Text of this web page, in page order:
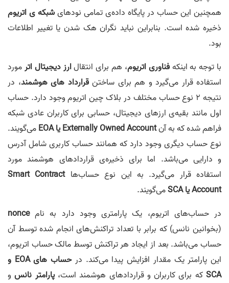
همچنین این حساب در پایگاه داده‌ی تمامی نودهایشبکه ی اتریوم
ذخیره شده است. بنابراین نباید نگران هک شدن یا تغییر اطلاعات
بود.
با توجه به اینکهفناوری اتریوم، هم برای انتقالارز دیجیتال اترمورد
استفاده قرار می‌گیرد و هم برای ساختنقرارداد های هوشمند، در
نتیجه 2 نوع حساب مختلف در بلاک چین اتریوم وجود دارد. حساب
اول مانند بقیه‌ی ارز‌های دیجیتال، حسابی برای کاربران عادی شبکه
فراهم شده که به آنExternally Owned Account یا EOA
می‌گویند.
نوع حساب دیگری وجود دارد که همانند حساب کاربری شامل آدرس
و دارایی می‌باشد. اما برای ذخیره‌ی قرارداد‌های هوشمند مورد
استفاده قرار می‌گیرد. به این نوع حساب‌هاSmart Contract
Account یا SCA
می‌گویند.
در حساب‌های اتریوم، یک پارامتری وجود دارد به نامnonce
(بخوانین نانس) که برابر با تعداد تراکنش‌های انجام شده توسط آن
حساب می‌باشد. بعد از ایجاد هر تراکنش توسط مالک حساب اتریوم،
این پارامتر یک مقدار افزایش پیدا می‌کند. در
حساب های EOA و
SCAکه برای کاربران و قرارداد‌های هوشمند است،پارامتر نانسو